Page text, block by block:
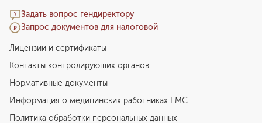
Задать вопрос гендиректору
Запрос документов для налоговой
Лицензии и сертификаты
Контакты контролирующих органов
Нормативные документы
Информация о медицинских работниках EMC
Политика обработки персональных данных